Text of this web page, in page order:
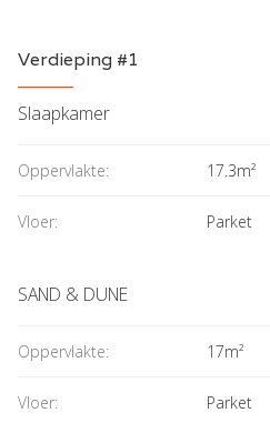
Verdieping #1
Slaapkamer
Oppervlakte: 17.3m²
Vloer: Parket
SAND & DUNE
Oppervlakte: 17m²
Vloer: Parket